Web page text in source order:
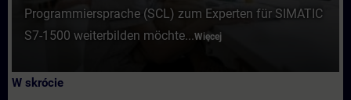
Programmiersprache (SCL) zum Experten für SIMATIC
S7-1500 weiterbilden möchte...Więcej
W skrócie